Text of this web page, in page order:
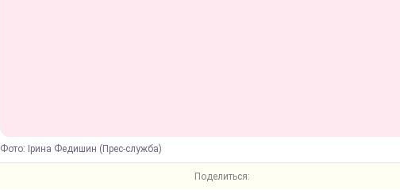
Фото: Ірина Федишин (Прес-служба)
Поделиться: